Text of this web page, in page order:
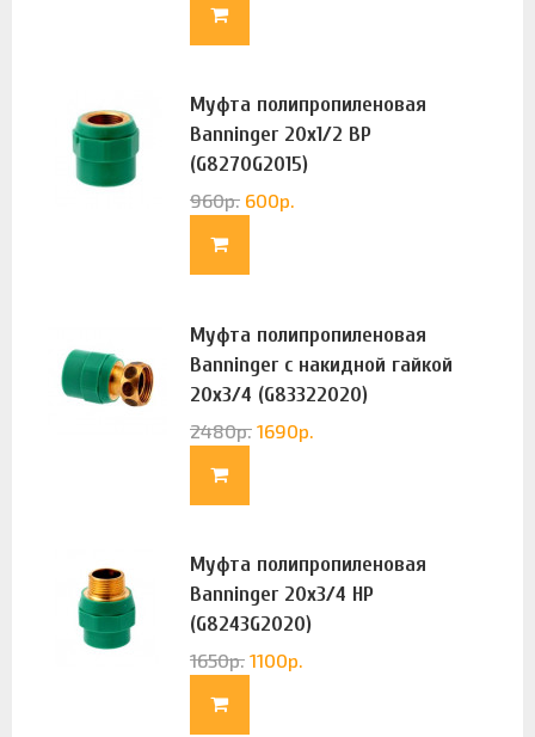
Муфта полипропиленовая
Banninger 20х1/2 ВР
(G8270G2015)
960р. 600р.
Муфта полипропиленовая
Banninger с накидной гайкой
20х3/4 (G83322020)
2480р. 1690р.
Муфта полипропиленовая
Banninger 20х3/4 НР
(G8243G2020)
1650р. 1100р.